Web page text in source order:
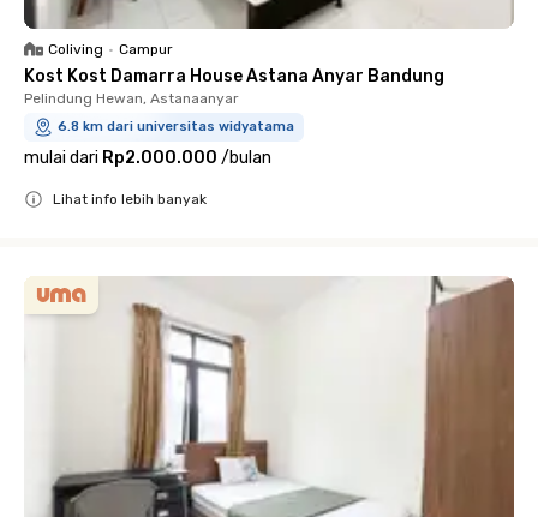
Coliving • Campur
Kost Kost Damarra House Astana Anyar Bandung
Pelindung Hewan, Astanaanyar
6.8 km dari universitas widyatama
mulai dari Rp2.000.000 /bulan
Lihat info lebih banyak